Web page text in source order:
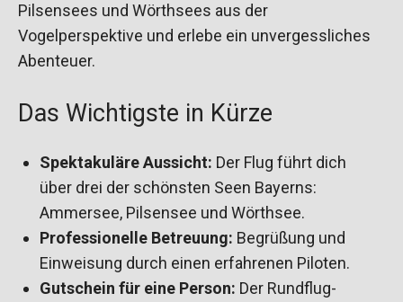
Pilsensees und Wörthsees aus der
Vogelperspektive und erlebe ein unvergessliches
Abenteuer.
Das Wichtigste in Kürze
Spektakuläre Aussicht: Der Flug führt dich
über drei der schönsten Seen Bayerns:
Ammersee, Pilsensee und Wörthsee.
Professionelle Betreuung: Begrüßung und
Einweisung durch einen erfahrenen Piloten.
Gutschein für eine Person: Der Rundflug-